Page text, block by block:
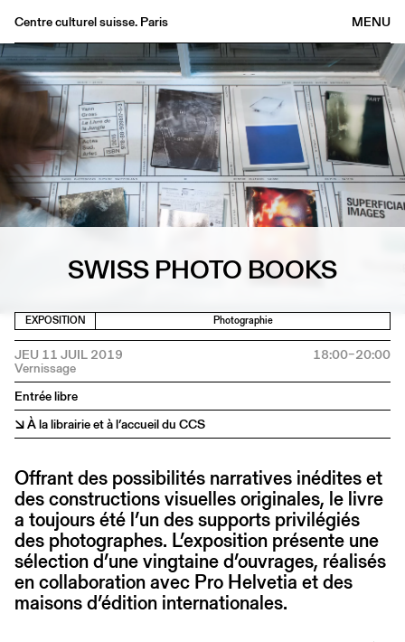
MENU
Centre culturel suisse. Paris
Agenda
Librairie
Buvette
Archives
Médiathèque
Éditions
Informations
SWISS PHOTO BOOKS
EXPOSITION Photographie
JEU 11 JUIL 2019 18:00–20:00
Entrée libre
↘ À la librairie et à l’accueil du CCS
Offrant des possibilités narratives inédites et
des constructions visuelles originales, le livre
a toujours été l’un des supports privilégiés
des photographes. L’exposition présente une
sélection d’une vingtaine d’ouvrages, réalisés
en collaboration avec Pro Helvetia et des
maisons d’édition internationales.